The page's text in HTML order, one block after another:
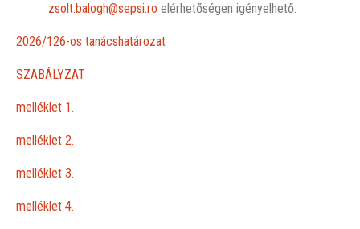
zsolt.balogh@sepsi.ro elérhetőségen igényelhető.
2026/126-os tanácshatározat
SZABÁLYZAT
melléklet 1.
melléklet 2.
melléklet 3.
melléklet 4.